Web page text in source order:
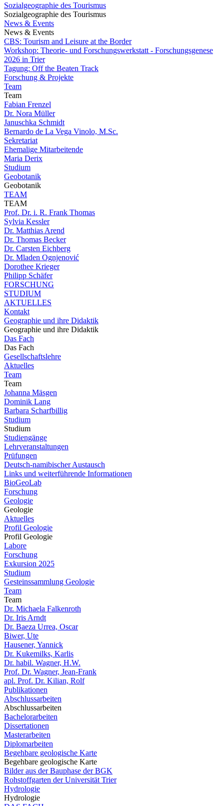
Sozialgeographie des Tourismus
Sozialgeographie des Tourismus
News & Events
News & Events
CBS: Tourism and Leisure at the Border
Workshop: Theorie- und Forschungswerkstatt - Forschungsgenese
2026 in Trier
Tagung: Off the Beaten Track
Forschung & Projekte
Team
Team
Fabian Frenzel
Dr. Nora Müller
Januschka Schmidt
Bernardo de La Vega Vinolo, M.Sc.
Sekretariat
Ehemalige Mitarbeitende
Maria Derix
Studium
Geobotanik
Geobotanik
TEAM
TEAM
Prof. Dr. i. R. Frank Thomas
Sylvia Kessler
Dr. Matthias Arend
Dr. Thomas Becker
Dr. Carsten Eichberg
Dr. Mladen Ognjenović
Dorothee Krieger
Philipp Schäfer
FORSCHUNG
STUDIUM
AKTUELLES
Kontakt
Geographie und ihre Didaktik
Geographie und ihre Didaktik
Das Fach
Das Fach
Gesellschaftslehre
Aktuelles
Team
Team
Johanna Mäsgen
Dominik Lang
Barbara Scharfbillig
Studium
Studium
Studiengänge
Lehrveranstaltungen
Prüfungen
Deutsch-namibischer Austausch
Links und weiterführende Informationen
BioGeoLab
Forschung
Geologie
Geologie
Aktuelles
Profil Geologie
Profil Geologie
Labore
Forschung
Exkursion 2025
Studium
Gesteinssammlung Geologie
Team
Team
Dr. Michaela Falkenroth
Dr. Iris Arndt
Dr. Baeza Urrea, Oscar
Biwer, Ute
Hausener, Yannick
Dr. Kukemilks, Karlis
Dr. habil. Wagner, H.W.
Prof. Dr. Wagner, Jean-Frank
apl. Prof. Dr. Kilian, Rolf
Publikationen
Abschlussarbeiten
Abschlussarbeiten
Bachelorarbeiten
Dissertationen
Masterarbeiten
Diplomarbeiten
Begehbare geologische Karte
Begehbare geologische Karte
Bilder aus der Bauphase der BGK
Rohstoffgarten der Universität Trier
Hydrologie
Hydrologie